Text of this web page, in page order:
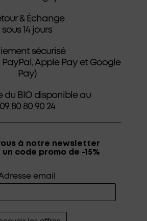
& Échange
sous 14 jours
sécurisé
Apple Pay et Google
Pay)
du BIO disponible au
09 80 80 90 24
à notre newsletter
code promo de -15%
email